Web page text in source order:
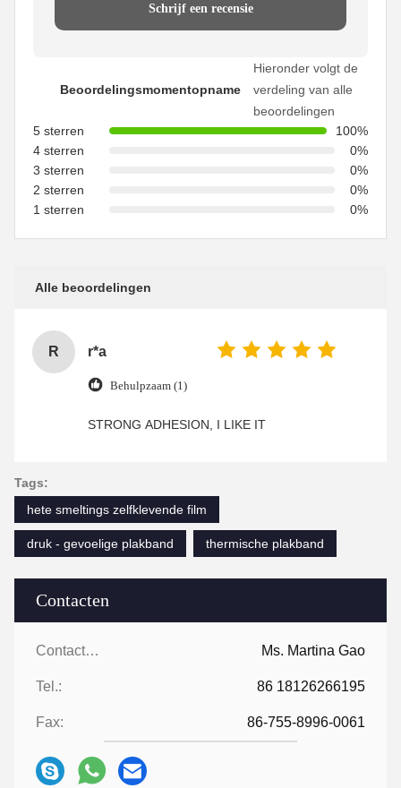
Contacten
Contacten: Ms. Martina Gao
Tel.: 86 18126266195
Fax: 86-755-8996-0061
Schrijf een recensie
Beoordelingsmomentopname
Hieronder volgt de
verdeling van alle
beoordelingen
5 sterren
100%
4 sterren
0%
3 sterren
0%
2 sterren
0%
1 sterren
0%
Alle beoordelingen
R r*a
Behulpzaam (1)
STRONG ADHESION, I LIKE IT
Tags:
hete smeltings zelfklevende film
druk - gevoelige plakband thermische plakband